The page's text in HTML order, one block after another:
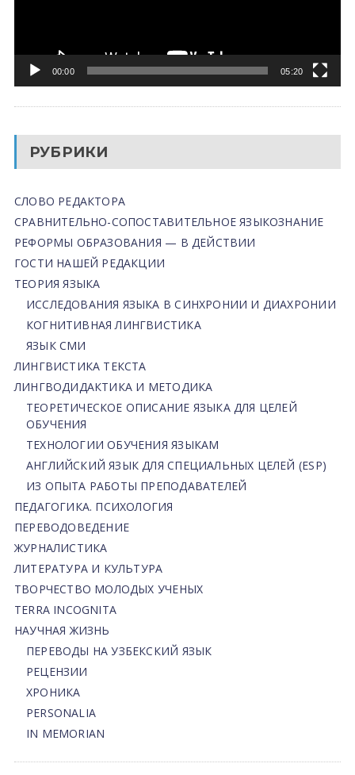
00:00 05:20
РУБРИКИ
СЛОВО РЕДАКТОРА
СРАВНИТЕЛЬНО-СОПОСТАВИТЕЛЬНОЕ ЯЗЫКОЗНАНИЕ
РЕФОРМЫ ОБРАЗОВАНИЯ — В ДЕЙСТВИИ
ГОСТИ НАШЕЙ РЕДАКЦИИ
ТЕОРИЯ ЯЗЫКА
ИССЛЕДОВАНИЯ ЯЗЫКА В СИНХРОНИИ И ДИАХРОНИИ
КОГНИТИВНАЯ ЛИНГВИСТИКА
ЯЗЫК СМИ
ЛИНГВИСТИКА ТЕКСТА
ЛИНГВОДИДАКТИКА И МЕТОДИКА
ТЕОРЕТИЧЕСКОЕ ОПИСАНИЕ ЯЗЫКА ДЛЯ ЦЕЛЕЙ
ОБУЧЕНИЯ
ТЕХНОЛОГИИ ОБУЧЕНИЯ ЯЗЫКАМ
АНГЛИЙСКИЙ ЯЗЫК ДЛЯ СПЕЦИАЛЬНЫХ ЦЕЛЕЙ (ESP)
ИЗ ОПЫТА РАБОТЫ ПРЕПОДАВАТЕЛЕЙ
ПЕДАГОГИКА. ПСИХОЛОГИЯ
ПЕРЕВОДОВЕДЕНИЕ
ЖУРНАЛИСТИКА
ЛИТЕРАТУРА И КУЛЬТУРА
ТВОРЧЕСТВО МОЛОДЫХ УЧЕНЫХ
TERRA INCOGNITA
НАУЧНАЯ ЖИЗНЬ
ПЕРЕВОДЫ НА УЗБЕКСКИЙ ЯЗЫК
РЕЦЕНЗИИ
ХРОНИКА
PERSONALIA
IN MEMORIAN